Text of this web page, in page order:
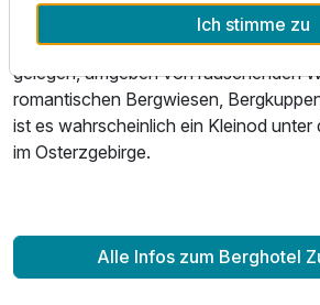
Ausstattung
Verkehrsfrei auf einer großen
gelegen, umgeben von rauschenden
romantischen Bergwiesen,
ist es wahrscheinlich ein Kleinod unter
im Osterzgebirge.
Alle Infos zum Berghotel
Ich stimme zu